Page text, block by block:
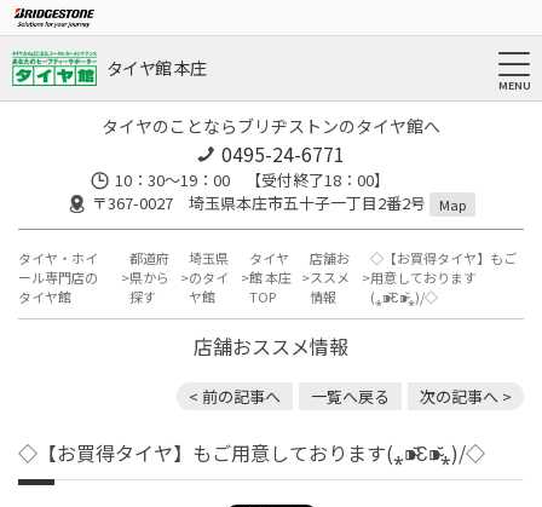
タイヤ館 本庄
タイヤのことならブリヂストンのタイヤ館へ
0495-24-6771
10：30～19：00 【受付終了18：00】
〒367-0027 埼玉県本庄市五十子一丁目2番2号
Map
タイヤ・ホイ
ール専門店の
タイヤ館
都道府
県から
探す
埼玉県
のタイ
ヤ館
タイヤ
館 本庄
TOP
店舗お
ススメ
情報
◇【お買得タイヤ】もご
用意しております
(⁎⁍̴̆Ɛ⁍̴̆⁎)/◇
店舗おススメ情報
< 前の記事へ 一覧へ戻る 次の記事へ >
◇【お買得タイヤ】もご用意しております(⁎⁍̴̆Ɛ⁍̴̆⁎)/◇